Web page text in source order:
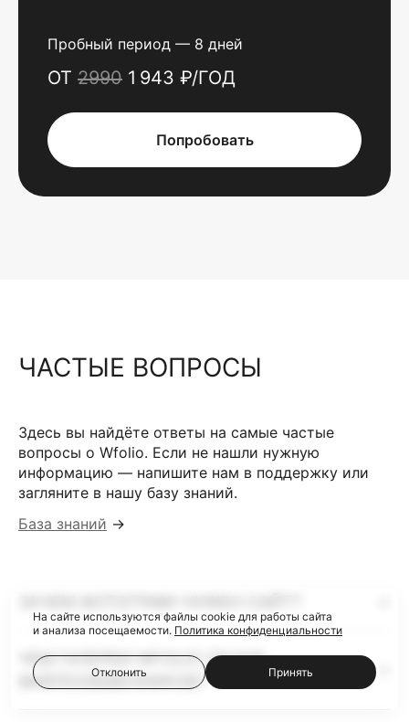
Пробный период — 8 дней
ОТ 2990 1 943 ₽/ГОД
Попробовать
ЧАСТЫЕ ВОПРОСЫ
Здесь вы найдёте ответы на самые частые
вопросы о Wfolio. Если не нашли нужную
информацию — напишите нам в поддержку или
загляните в нашу базу знаний.
База знаний →
ЧЕМ ГАЛЕРЕИ WFOLIO ЛУЧШЕ
ФАЙЛООБМЕННИКОВ?
На сайте используются файлы cookie для работы сайта
и анализа посещаемости. Политика конфиденциальности
Отклонить Принять